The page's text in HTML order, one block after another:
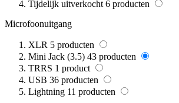
Tijdelijk uitverkocht 6 producten
Microfoonuitgang
XLR 5 producten
Mini Jack (3.5) 43 producten
TRRS 1 product
USB 36 producten
Lightning 11 producten